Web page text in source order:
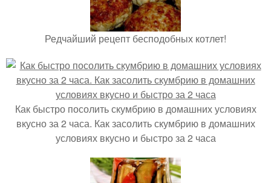
Редчайший рецепт бесподобных котлет!
Как быстро посолить скумбрию в домашних условиях
вкусно за 2 часа. Как засолить скумбрию в домашних
условиях вкусно и быстро за 2 часа